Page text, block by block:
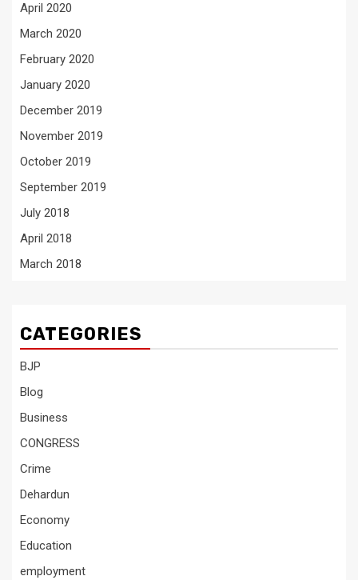
April 2020
March 2020
February 2020
January 2020
December 2019
November 2019
October 2019
September 2019
July 2018
April 2018
March 2018
CATEGORIES
BJP
Blog
Business
CONGRESS
Crime
Dehardun
Economy
Education
employment